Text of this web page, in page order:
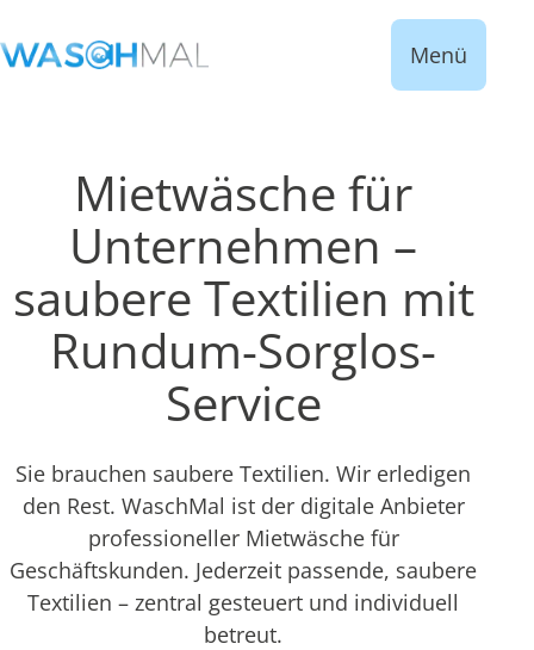
Menü
Mietwäsche für
Unternehmen –
saubere Textilien mit
Rundum-Sorglos-
Service
Sie brauchen saubere Textilien. Wir erledigen
den Rest. WaschMal ist der digitale Anbieter
professioneller Mietwäsche für
Geschäftskunden. Jederzeit passende, saubere
Textilien – zentral gesteuert und individuell
betreut.